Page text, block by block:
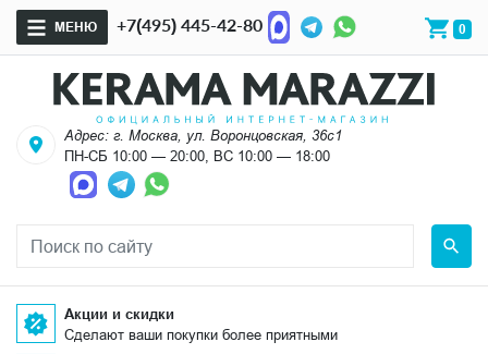
МЕНЮ +7(495) 445-42-80 0
Адрес: г. Москва, ул. Воронцовская, 36с1
ПН-СБ 10:00 — 20:00, ВС 10:00 — 18:00
Акции и скидки
Сделают ваши покупки более приятными